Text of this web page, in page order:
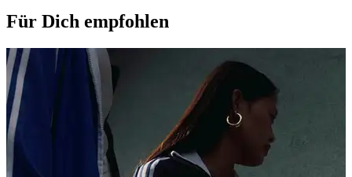
Für Dich empfohlen